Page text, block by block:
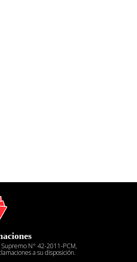
N° 42-2011-PCM,
a su disposición.